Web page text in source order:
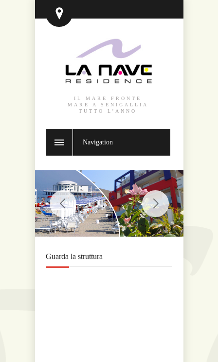
IL MARE FRONTE
MARE A SENIGALLIA
TUTTO L'ANNO
Navigation
Guarda la struttura